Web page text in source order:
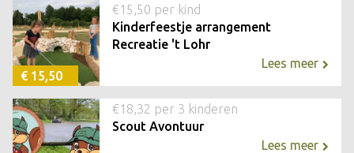
€ 15,50
€15,50 per kind
Kinderfeestje arrangement
Recreatie 't Lohr
Lees meer
€18,32 per 3 kinderen
Scout Avontuur
Lees meer